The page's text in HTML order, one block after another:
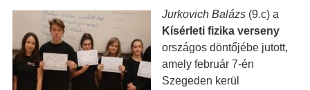
Jurkovich Balázs(9.c) a
Kísérleti fizika verseny
országos döntőjébe jutott,
amely február 7-én
Szegeden kerül